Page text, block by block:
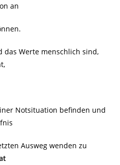
an
das Werte menschlich sind,
Notsituation befinden und
Ausweg wenden zu